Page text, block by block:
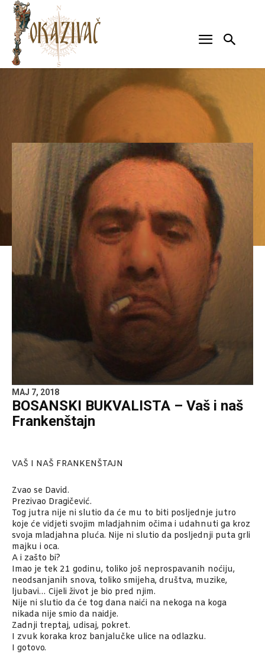
MAJ 7, 2018
BOSANSKI BUKVALISTA – Vaš i naš
Frankenštajn
VAŠ I NAŠ FRANKENŠTAJN
Zvao se David.
Prezivao Dragičević.
Tog jutra nije ni slutio da će mu to biti posljednje jutro
koje će vidjeti svojim mladjahnim očima i udahnuti ga kroz
svoja mladjahna pluća. Nije ni slutio da posljednji puta grli
majku i oca.
A i zašto bi?
Imao je tek 21 godinu, toliko još neprospavanih noćiju,
neodsanjanih snova, toliko smijeha, društva, muzike,
ljubavi… Cijeli život je bio pred njim.
Nije ni slutio da će tog dana naići na nekoga na koga
nikada nije smio da naidje.
Zadnji treptaj, udisaj, pokret.
I zvuk koraka kroz banjalučke ulice na odlazku.
I gotovo.